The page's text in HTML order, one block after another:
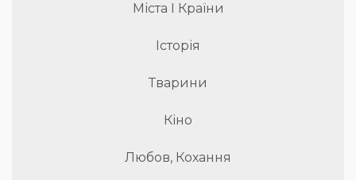
Міста І Країни
Історія
Тварини
Кіно
Любов, Кохання